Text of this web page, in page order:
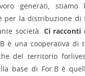
generati, stiamo
per la distribuzione
società. Ci racconti
è una cooperativa di
del territorio
base di For.B è